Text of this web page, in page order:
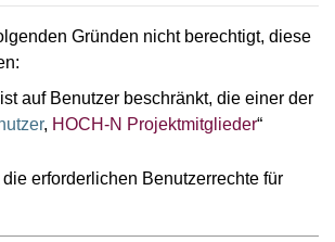
,Suche
Gründen nicht berechtigt, diese
auf Benutzer beschränkt, die einer der
, HOCH-N Projektmitglieder“
erforderlichen Benutzerrechte für